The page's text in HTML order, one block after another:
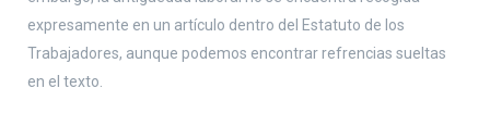
expresamente en un artículo dentro del Estatuto de los
Trabajadores, aunque podemos encontrar refrencias sueltas
en el texto.